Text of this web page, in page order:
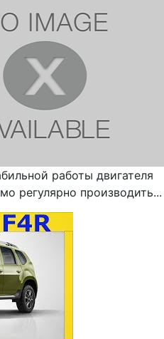
работы двигателя
регулярно производить...